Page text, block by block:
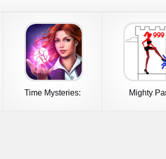
Time Mysteries:
Mighty